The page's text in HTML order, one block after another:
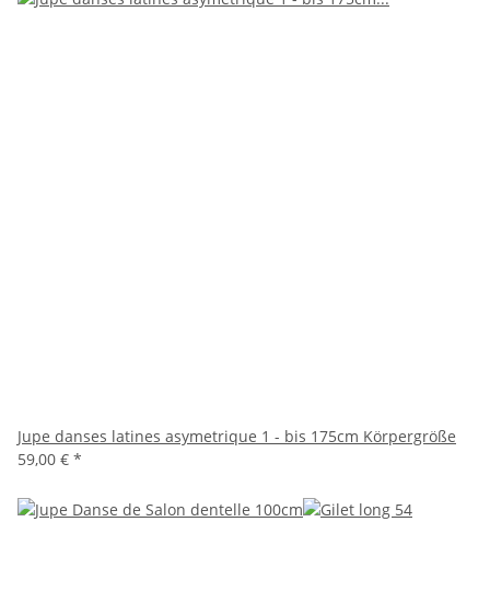
Jupe danses latines asymetrique 1 - bis 175cm Körpergröße
59,00 € *